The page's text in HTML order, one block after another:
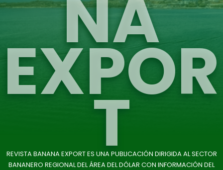
NA
EXPOR
T
REVISTA BANANA EXPORT ES UNA PUBLICACIÓN DIRIGIDA AL SECTOR
BANANERO REGIONAL DEL ÁREA DEL DÓLAR CON INFORMACIÓN DEL